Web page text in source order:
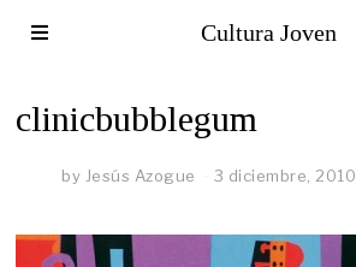
Cultura Joven
clinicbubblegum
by Jesús Azogue 3 diciembre, 2010